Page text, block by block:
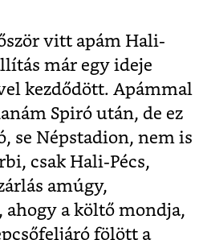
vitt apám Hali-
már egy ideje
kezdődött. Apámmal
Spiró után, de ez
se Népstadion, nem is
csak Hali-Pécs,
amúgy,
ahogy a költő mondja,
fölött a